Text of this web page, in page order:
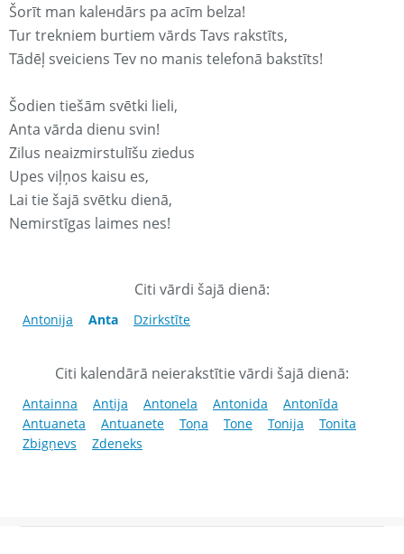
Šorīt man kaleнdārs pa acīm belza!
Tur trekniem burtiem vārds Tavs rakstīts,
Tādēļ sveiciens Tev no manis telefonā bakstīts!
Šodien tiešām svētki lieli,
Anta vārda dienu svin!
Zilus neaizmirstulīšu ziedus
Upes viļņos kaisu es,
Lai tie šajā svētku dienā,
Nemirstīgas laimes nes!
Citi vārdi šajā dienā:
Antonija Anta Dzirkstīte
Citi kalendārā neierakstītie vārdi šajā dienā:
Antainna Antija Antonela Antonida
Antonīda
Antuaneta
Antuanete Toņa Tone Tonija
Tonita
Zbigņevs
Zdeneks